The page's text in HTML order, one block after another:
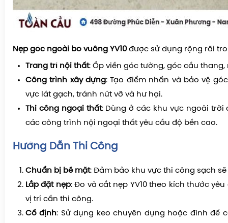
Nẹp góc ngoài bo vuông YV10 được sử dụng rộng rãi
Trang trí nội thất: Ốp viền góc tường, góc cầu thang,
Công trình xây dựng: Tạo điểm nhấn và bảo vệ
vực lát gạch, tránh nứt vỡ và hư hại.
Thi công ngoại thất: Dùng ở các khu vực ngoài trời
các công trình nội ngoại thất yêu cầu độ bền cao.
Hướng Dẫn Thi Công
Chuẩn bị bề mặt: Đảm bảo khu vực thi công sạch sẽ
Lắp đặt nẹp: Đo và cắt nẹp YV10 theo kích thước
vị trí cần thi công.
Cố định: Sử dụng keo chuyên dụng hoặc đinh để